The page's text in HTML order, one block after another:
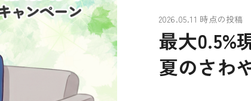
2026.05.11 時点の投稿
最大0.5%
夏のさわ